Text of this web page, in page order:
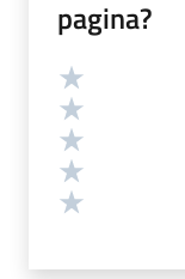
pagina?
Valutazione